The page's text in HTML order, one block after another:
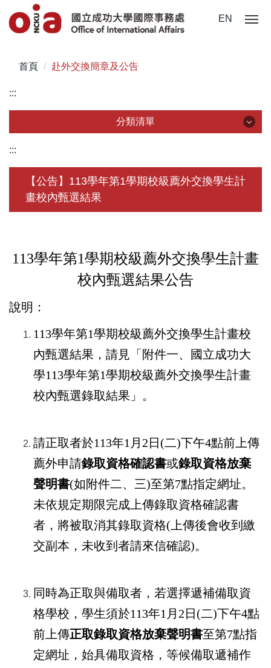
到
區
EN
首頁 赴外交換簡章及公告
:::
分類清單
關於我們
未來學生
在校須知
:::
【公告】113學年第1學期校級薦外交換學生計
畫校內甄選結果
113學年第1學期校級薦外交換學生計畫
校內甄選結果公告
說明：
113學年第1學期校級薦外交換學生計畫校
內甄選結果，請見「附件一、國立成功大
學113學年第1學期校級薦外交換學生計畫
校內甄選錄取結果」。
請正取者於113年1 月 2 日 (二)下午4點前上傳
薦外申請錄取資格確認書或錄取資格放棄
聲明書(如附件二、三)至第7點指定網址。
未依規定期限完成上傳錄取資格確認書
者，將被取消其錄取資格( 上傳後會收到繳
交副本，未收到者請來信確認)。
同時為正取與備取者，若選擇遞補備取資
格學校，學生須於113年1 月 2 日 (二)下午4點
前上傳正取錄取資格放棄聲明書至第7點指
定網址，始具備取資格，等候備取遞補作